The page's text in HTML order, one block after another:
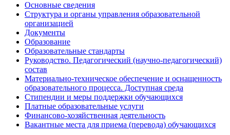
Основные сведения
Структура и органы управления образовательной
организацией
Документы
Образование
Образовательные стандарты
Руководство. Педагогический (научно-педагогический)
состав
Материально-техническое обеспечение и оснащенность
образовательного процесса. Доступная среда
Стипендии и меры поддержки обучающихся
Платные образовательные услуги
Финансово-хозяйственная деятельность
Вакантные места для приема (перевода) обучающихся